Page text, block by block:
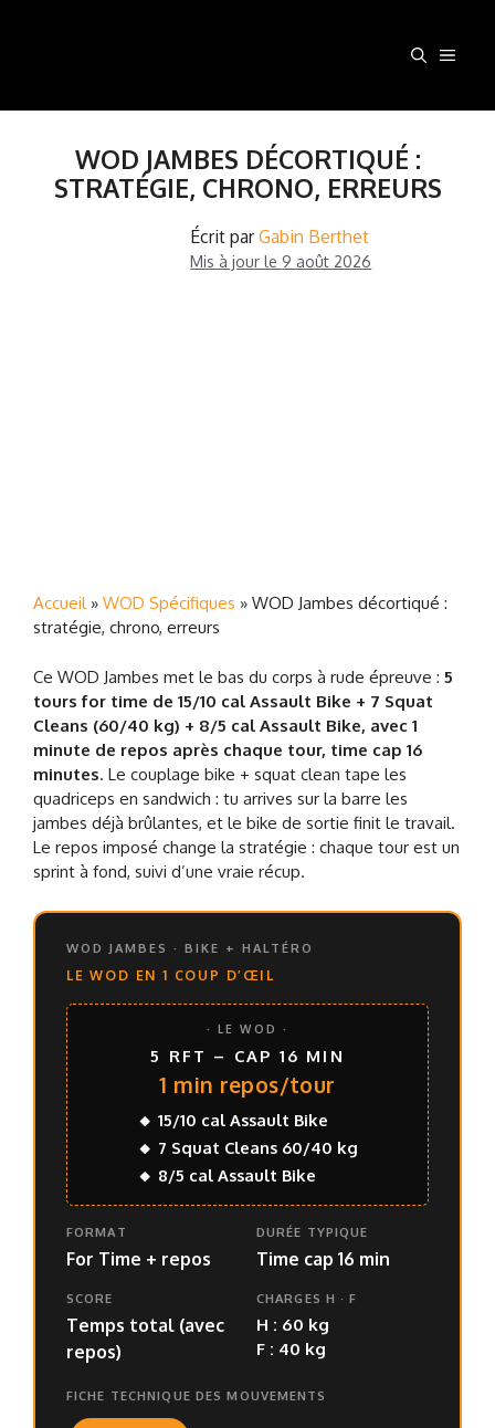
WOD JAMBES DÉCORTIQUÉ :
STRATÉGIE, CHRONO, ERREURS
Écrit parGabin Berthet
Mis à jour le9 août 2026
Accueil» WOD Spécifiques » WOD Jambes décortiqué :
stratégie, chrono, erreurs
Ce WOD Jambes met le bas du corps à rude épreuve : 5
tours for time de 15/10 cal Assault Bike + 7 Squat
Cleans (60/40 kg) + 8/5 cal Assault Bike, avec 1
minute de repos après chaque tour, time cap 16
minutes. Le couplage bike + squat clean tape les
quadriceps en sandwich : tu arrives sur la barre les
jambes déjà brûlantes, et le bike de sortie finit le travail.
Le repos imposé change la stratégie : chaque tour est un
sprint à fond, suivi d’une vraie récup.
WOD JAMBES · BIKE + HALTÉRO
LE WOD EN 1 COUP D’ŒIL
· LE WOD ·
5 RFT – CAP 16 MIN
1 min repos/tour
🔸 15/10 cal Assault Bike
🔸 7 Squat Cleans 60/40 kg
🔸 8/5 cal Assault Bike
FORMAT
For Time + repos
DURÉE TYPIQUE
Time cap 16 min
SCORE
Temps total (avec
repos)
CHARGES H · F
H : 60 kg
F : 40 kg
FICHE TECHNIQUE DES MOUVEMENTS